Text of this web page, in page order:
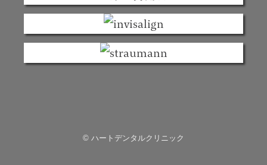
© ハートデンタルクリニック